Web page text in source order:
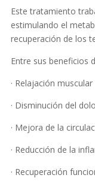
Este tratamiento
estimulando el
recuperación de los
Entre sus beneficios
· Relajación
· Disminución del
· Mejora de la
· Reducción de la
· Recuperación